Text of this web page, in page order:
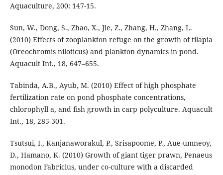
Aquaculture, 200: 147-15.
Sun, W., Dong, S., Zhao, X., Jie, Z., Zhang, H., Zhang, L.
(2010) Effects of zooplankton refuge on the growth of tilapia
(Oreochromis niloticus) and plankton dynamics in pond.
Aquacult Int., 18, 647–655.
Tabinda, A.B., Ayub, M. (2010) Effect of high phosphate
fertilization rate on pond phosphate concentrations,
chlorophyll a, and fish growth in carp polyculture. Aquacult
Int., 18, 285-301.
Tsutsui, I., Kanjanaworakul, P., Srisapoome, P., Aue-umneoy,
D., Hamano, K. (2010) Growth of giant tiger prawn, Penaeus
monodon Fabricius, under co-culture with a discarded